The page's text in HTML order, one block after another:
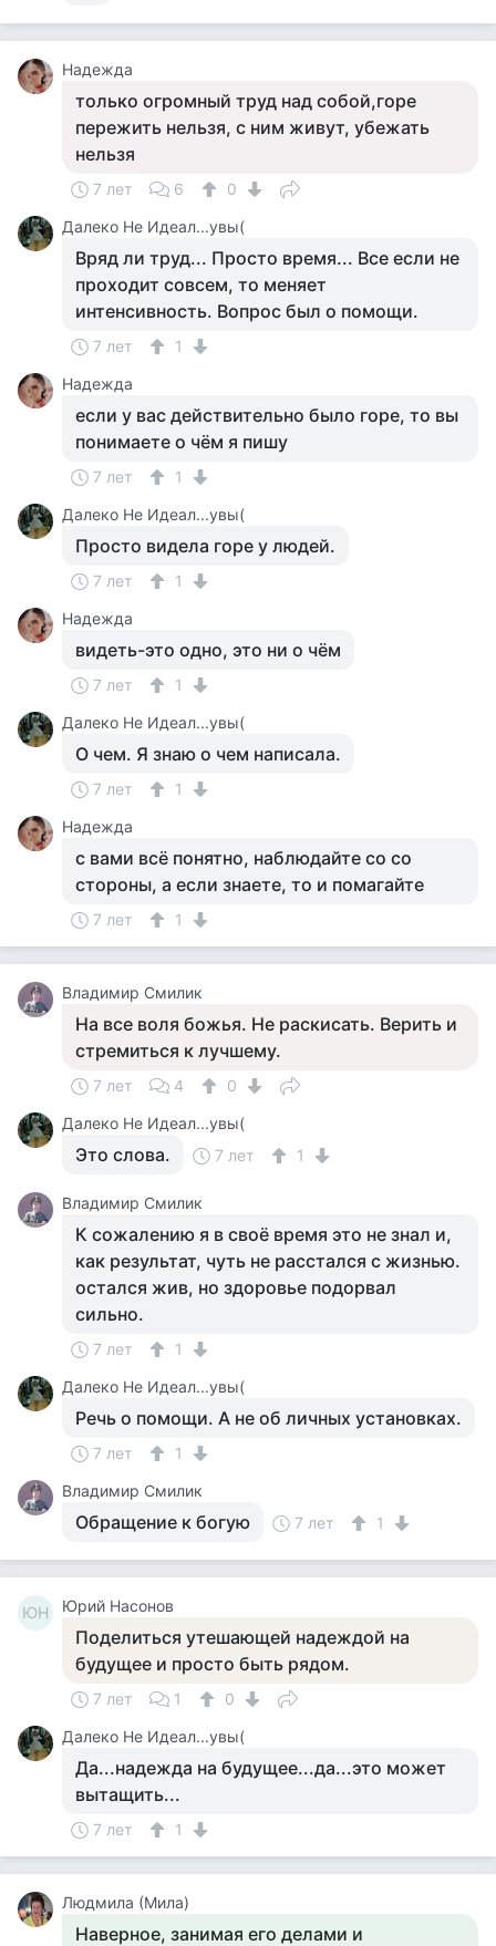
Надежда
только огромный труд над собой,горе
пережить нельзя, с ним живут, убежать
нельзя
7 лет 6
0
Далеко Не Идеал...увы(
Вряд ли труд... Просто время... Все если не
проходит совсем, то меняет
интенсивность. Вопрос был о помощи.
7 лет
1
Надежда
если у вас действительно было горе, то вы
понимаете о чём я пишу
7 лет
1
Далеко Не Идеал...увы(
Просто видела горе у людей.
7 лет
1
Надежда
видеть-это одно, это ни о чём
7 лет
1
Далеко Не Идеал...увы(
О чем. Я знаю о чем написала.
7 лет
1
Надежда
с вами всё понятно, наблюдайте со со
стороны, а если знаете, то и помагайте
7 лет 1
Владимир Смилик
На все воля божья. Не раскисать. Верить и
стремиться к лучшему.
7 лет 4
0
Далеко Не Идеал...увы(
Это слова. 7 лет 1
Владимир Смилик
К сожалению я в своё время это не знал и,
как результат, чуть не расстался с жизнью.
остался жив, но здоровье подорвал
сильно.
7 лет
1
Далеко Не Идеал...увы(
Речь о помощи. А не об личных установках.
7 лет
1
Владимир Смилик
Обращение к богую 7 лет 1
ЮН Юрий Насонов
Поделиться утешающей надеждой на
будущее и просто быть рядом.
7 лет 1
0
Далеко Не Идеал...увы(
Да...надежда на будущее...да...это может
вытащить...
7 лет 1
Людмила (Мила)
Наверное, занимая его делами и